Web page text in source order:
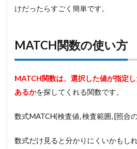
けだったらすごく簡単です。
MATCH関数の使い方
MATCH関数は、選択した値が指定
あるかを探してくれる関数です。
数式MATCH(検査値, 検査範囲, [照合
数式だけ見ると分かりにくいかもし